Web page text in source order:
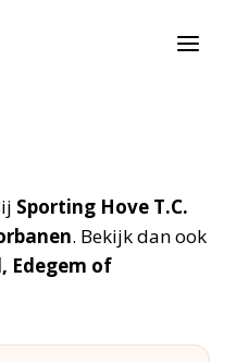
Sporting Hove T.C.
. Bekijk dan ook
Edegem of